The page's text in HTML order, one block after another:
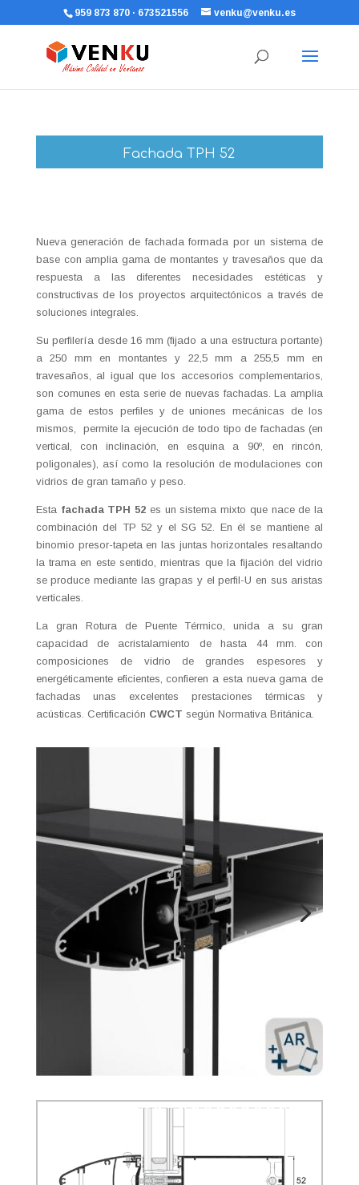
959 873 870 · 673521556 venku@venku.es
Fachada TPH 52
Nueva generación de fachada formada por un sistema de
base con amplia gama de montantes y travesaños que da
respuesta a las diferentes necesidades estéticas y
constructivas de los proyectos arquitectónicos a través de
soluciones integrales.
Su perfilería desde 16 mm (fijado a una estructura portante)
a 250 mm en montantes y 22,5 mm a 255,5 mm en
travesaños, al igual que los accesorios complementarios,
son comunes en esta serie de nuevas fachadas. La amplia
gama de estos perfiles y de uniones mecánicas de los
mismos, permite la ejecución de todo tipo de fachadas (en
vertical, con inclinación, en esquina a 90º, en rincón,
poligonales), así como la resolución de modulaciones con
vidrios de gran tamaño y peso.
Estafachada TPH 52 es un sistema mixto que nace de la
combinación del TP 52 y el SG 52. En él se mantiene al
binomio presor-tapeta en las juntas horizontales resaltando
la trama en este sentido, mientras que la fijación del vidrio
se produce mediante las grapas y el perfil-U en sus aristas
verticales.
La gran Rotura de Puente Térmico, unida a su gran
capacidad de acristalamiento de hasta 44 mm. con
composiciones de vidrio de grandes espesores y
energéticamente eficientes, confieren a esta nueva gama de
fachadas unas excelentes prestaciones térmicas y
acústicas. Certificación CWCT según Normativa Británica.